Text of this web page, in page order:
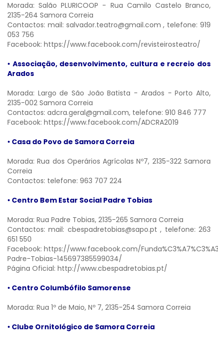
Morada: Salão PLURICOOP - Rua Camilo Castelo Branco,
2135-264 Samora Correia
Contactos: mail: salvador.teatro@gmail.com , telefone: 919
053 756
Facebook: https://www.facebook.com/revisteirosteatro/
• Associação, desenvolvimento, cultura e recreio dos
Arados
Morada: Largo de São João Batista - Arados - Porto Alto,
2135-002 Samora Correia
Contactos: adcra.geral@gmail.com, telefone: 910 846 777
Facebook: https://www.facebook.com/ADCRA2019
• Casa do Povo de Samora Correia
Morada: Rua dos Operários Agrícolas Nº7, 2135-322 Samora
Correia
Contactos: telefone: 963 707 224
• Centro Bem Estar Social Padre Tobias
Morada: Rua Padre Tobias, 2135-265 Samora Correia
Contactos: mail: cbespadretobias@sapo.pt , telefone: 263
651 550
Facebook: https://www.facebook.com/
Padre-Tobias-145697385599034/
Página Oficial: http://www.cbespadretobias.pt/
• Centro Columbófilo Samorense
Morada: Rua 1º de Maio, Nº 7, 2135-254 Samora Correia
• Clube Ornitológico de Samora Correia